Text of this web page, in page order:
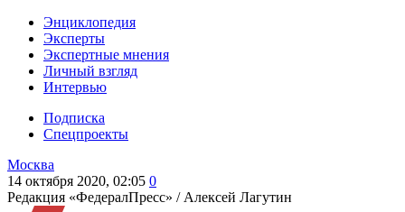
Энциклопедия
Эксперты
Экспертные мнения
Личный взгляд
Интервью
Подписка
Спецпроекты
Москва
14 октября 2020, 02:05 0
Редакция «ФедералПресс» / Алексей Лагутин